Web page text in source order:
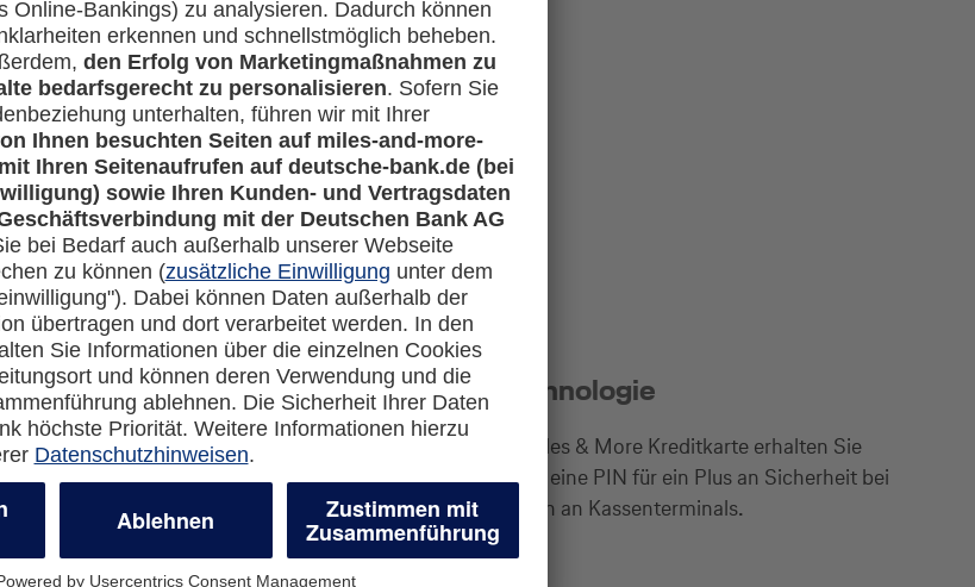
Service
es zu einer auffälligen Transaktion, erhalten
eine SMS. Per Antwort-Funktion
Sie direkt mitteilen, ob es sich um eine von
Zahlung handelt.
PIN-Technologie
Mit Ihrer Miles & More Kreditkarte erhalten Sie
auch immer eine PIN für ein Plus an Sicherheit bei
Bezahlungen an Kassenterminals.